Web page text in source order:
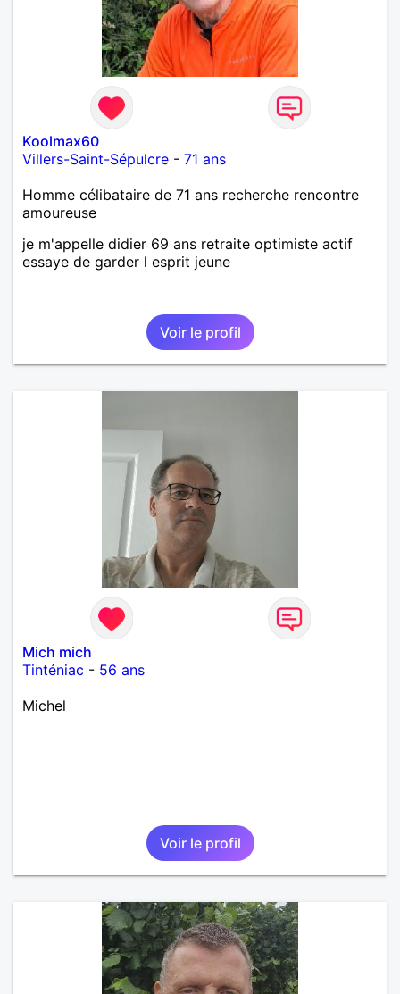
Koolmax60
Villers-Saint-Sépulcre - 71 ans
Homme célibataire de 71 ans recherche rencontre
amoureuse
je m'appelle didier 69 ans retraite optimiste actif
essaye de garder l esprit jeune
Voir le profil
Mich mich
Tinténiac - 56 ans
Michel
Voir le profil